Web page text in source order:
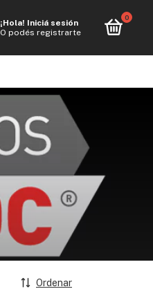
¡Hola! Iniciá sesión
O podés registrarte
0
Ordenar